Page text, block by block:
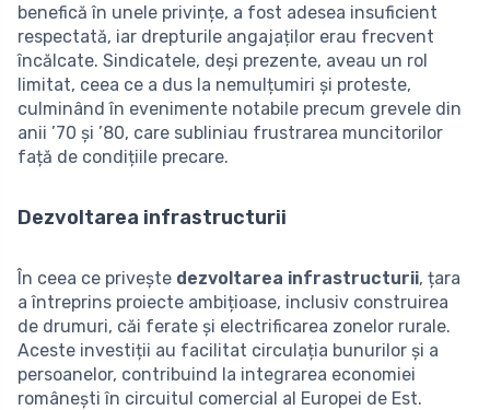
benefică în unele privințe, a fost adesea insuficient
respectată, iar drepturile angajaților erau frecvent
încălcate. Sindicatele, deși prezente, aveau un rol
limitat, ceea ce a dus la nemulțumiri și proteste,
culminând în evenimente notabile precum grevele din
anii ’70 și ’80, care subliniau frustrarea muncitorilor
față de condițiile precare.
Dezvoltarea infrastructurii
În ceea ce privește dezvoltarea infrastructurii, țara
a întreprins proiecte ambițioase, inclusiv construirea
de drumuri, căi ferate și electrificarea zonelor rurale.
Aceste investiții au facilitat circulația bunurilor și a
persoanelor, contribuind la integrarea economiei
românești în circuitul comercial al Europei de Est.